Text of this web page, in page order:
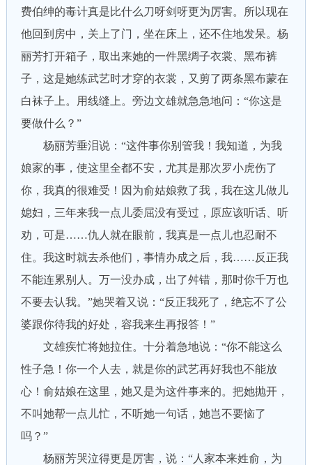
费伯绅的毒计真是比什么刀呀剑呀更为厉害。所以现在
他回到房中，关上了门，坐在床上，还不住地发呆。杨
丽芳打开箱子，取出来她的一件黑绸子衣裳、黑布裤
子，这是她练武艺时才穿的衣裳，又剪了两条黑布蒙在
白袜子上。用线缝上。旁边文雄就急急地问：“你这是
要做什么？”
杨丽芳垂泪说：“这件事你别管我！我知道，为我
娘家的事，使这里全都不安，尤其是那次罗小虎伤了
你，我真的很难受！因为俞姑娘救了我，我在这儿做儿
媳妇，三年来我一点儿委屈没有受过，原应该听话、听
劝，可是……仇人就在眼前，我真是一点儿也忍耐不
住。我这时就去杀他们，事情办成之后，我……反正我
不能连累别人。万一没办成，出了舛错，那时你千万也
不要去认我。”她哭着又说：“反正我死了，绝忘不了公
婆跟你待我的好处，容我来生再报答！”
文雄疾忙将她拉住。十分着急地说：“你不能这么
性子急！你一个人去，就是你的武艺再好我也不能放
心！俞姑娘在这里，她又是为这件事来的。把她抛开，
不叫她帮一点儿忙，不听她一句话，她岂不要恼了
吗？”
杨丽芳哭泣得更是厉害，说：“人家本来姓俞，为